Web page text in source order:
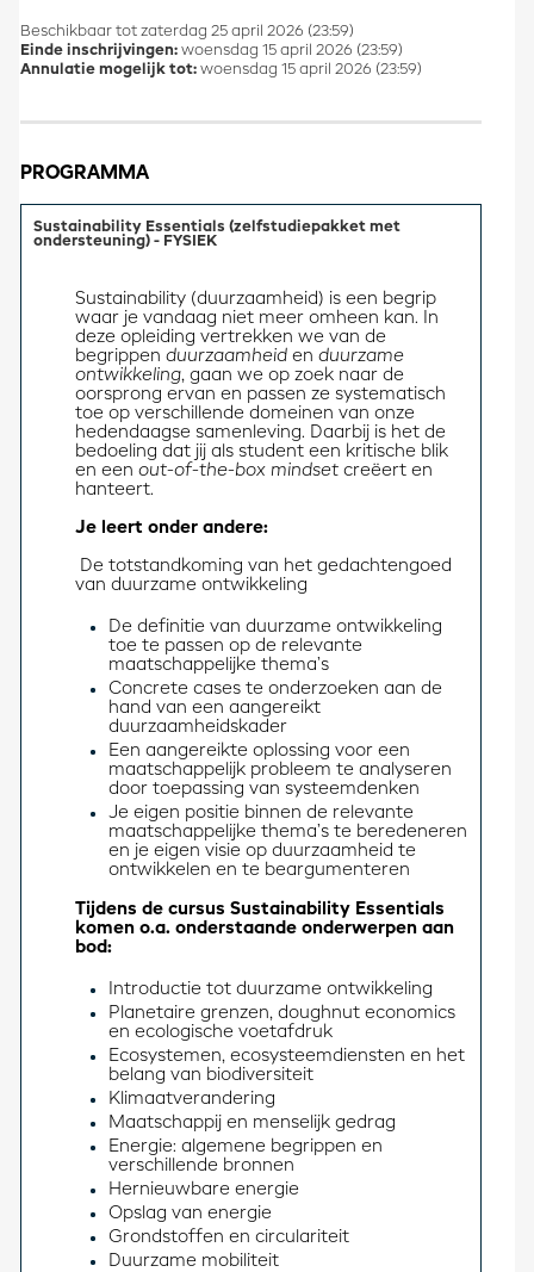
Beschikbaar tot zaterdag 25 april 2026 (23:59)
Einde inschrijvingen: woensdag 15 april 2026 (23:59)
Annulatie mogelijk tot: woensdag 15 april 2026 (23:59)
PROGRAMMA
Sustainability Essentials (zelfstudiepakket met
ondersteuning) - FYSIEK
Sustainability (duurzaamheid) is een begrip
waar je vandaag niet meer omheen kan. In
deze opleiding vertrekken we van de
begrippen duurzaamheid en duurzame
ontwikkeling, gaan we op zoek naar de
oorsprong ervan en passen ze systematisch
toe op verschillende domeinen van onze
hedendaagse samenleving. Daarbij is het de
bedoeling dat jij als student een kritische blik
en een out-of-the-box mindset creëert en
hanteert.
Je leert onder andere:
De totstandkoming van het gedachtengoed
van duurzame ontwikkeling
De definitie van duurzame ontwikkeling
toe te passen op de relevante
maatschappelijke thema’s
Concrete cases te onderzoeken aan de
hand van een aangereikt
duurzaamheidskader
Een aangereikte oplossing voor een
maatschappelijk probleem te analyseren
door toepassing van systeemdenken
Je eigen positie binnen de relevante
maatschappelijke thema’s te beredeneren
en je eigen visie op duurzaamheid te
ontwikkelen en te beargumenteren
Tijdens de cursus Sustainability Essentials
komen o.a. onderstaande onderwerpen aan
bod:
Introductie tot duurzame ontwikkeling
Planetaire grenzen, doughnut economics
en ecologische voetafdruk
Ecosystemen, ecosysteemdiensten en het
belang van biodiversiteit
Klimaatverandering
Maatschappij en menselijk gedrag
Energie: algemene begrippen en
verschillende bronnen
Hernieuwbare energie
Opslag van energie
Grondstoffen en circulariteit
Duurzame mobiliteit